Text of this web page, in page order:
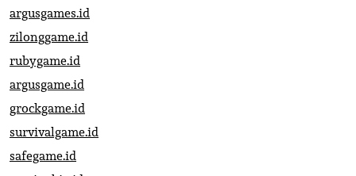
argusgames.id
zilonggame.id
rubygame.id
argusgame.id
grockgame.id
survivalgame.id
safegame.id